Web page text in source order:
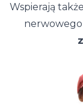
Wspierają
nerwowego